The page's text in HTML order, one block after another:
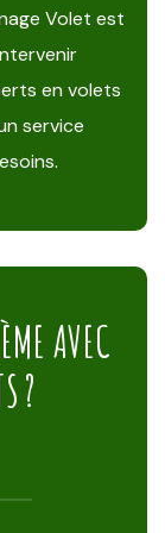
Volet est
en volets
service
AVEC
?